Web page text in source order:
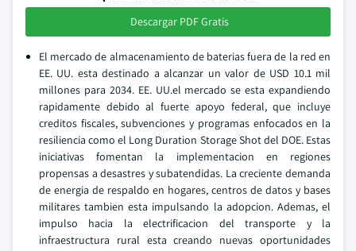
Descargar PDF Gratis
El mercado de almacenamiento de baterias fuera de la red en
EE. UU. esta destinado a alcanzar un valor de USD 10.1 mil
millones para 2034. EE. UU.el mercado se esta expandiendo
rapidamente debido al fuerte apoyo federal, que incluye
creditos fiscales, subvenciones y programas enfocados en la
resiliencia como el Long Duration Storage Shot del DOE. Estas
iniciativas fomentan la implementacion en regiones
propensas a desastres y subatendidas. La creciente demanda
de energia de respaldo en hogares, centros de datos y bases
militares tambien esta impulsando la adopcion. Ademas, el
impulso hacia la electrificacion del transporte y la
infraestructura rural esta creando nuevas oportunidades